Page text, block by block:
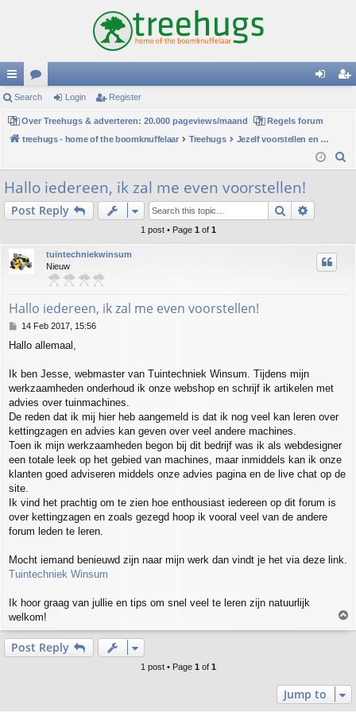
ui
ck
lin
ks
or
u
m
s
in
Search Login Register
Over Treehugs & adverteren: 20.000 pageviews/maand
Regels forum
treehugs - home of the boomknuffelaar
Treehugs
Jezelf voorstellen en persoonlijke mededelingen
h
Hallo iedereen, ik zal me even voorstellen!
Post Reply Search
1 post • Page 1 of 1
tuintechniekwinsum
Nieuw
Hallo iedereen, ik zal me even voorstellen!
P
s
14 Feb 2017, 15:56
Hallo allemaal,
Ik ben Jesse, webmaster van Tuintechniek Winsum. Tijdens mijn
werkzaamheden onderhoud ik onze webshop en schrijf ik artikelen met
advies over tuinmachines.
De reden dat ik mij hier heb aangemeld is dat ik nog veel kan leren over
kettingzagen en advies kan geven over veel andere machines.
Toen ik mijn werkzaamheden begon bij dit bedrijf was ik als webdesigner
een totale leek op het gebied van machines, maar inmiddels kan ik onze
klanten goed adviseren middels onze advies pagina en de live chat op de
site.
Ik vind het prachtig om te zien hoe enthousiast iedereen op dit forum is
over kettingzagen en zoals gezegd hoop ik vooral veel van de andere
forum leden te leren.
Mocht iemand benieuwd zijn naar mijn werk dan vindt je het via deze link.
Tuintechniek Winsum
Ik hoor graag van jullie en tips om snel veel te leren zijn natuurlijk
welkom!
o
Post Reply
1 post • Page 1 of 1
Jump to